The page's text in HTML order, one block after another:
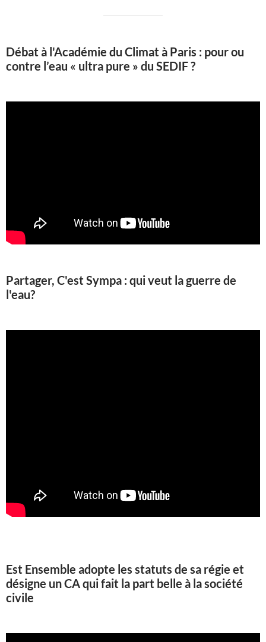
Débat à l'Académie du Climat à Paris : pour ou
contre l’eau « ultra pure » du SEDIF ?
Partager, C'est Sympa : qui veut la guerre de
l'eau?
Est Ensemble adopte les statuts de sa régie et
désigne un CA qui fait la part belle à la société
civile